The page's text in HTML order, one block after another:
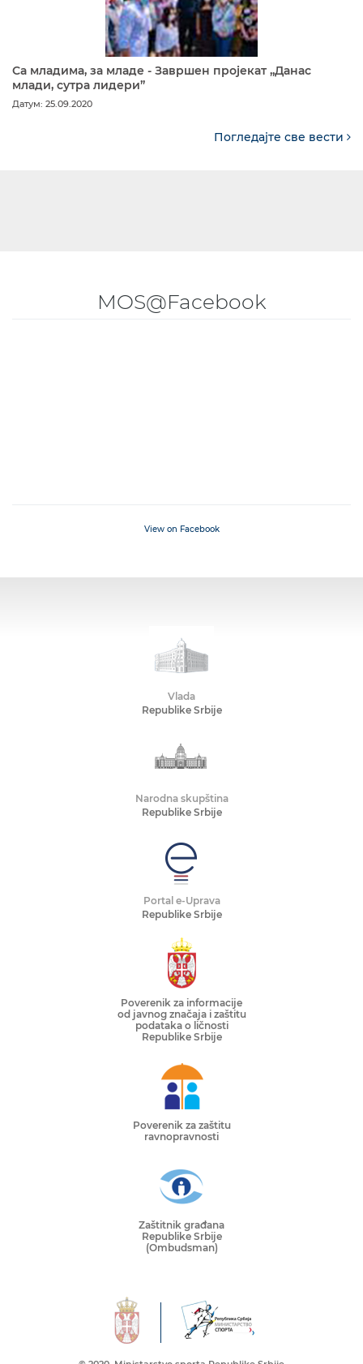
Са младима, за младе - Завршен пројекат „Данас
млади, сутра лидери”
Датум: 25.09.2020
Погледајте све вести
MOS@Facebook
View on Facebook
Vlada
Republike Srbije
Narodna skupština
Republike Srbije
Portal e-Uprava
Republike Srbije
Poverenik za informacije
od javnog značaja i zaštitu
podataka o ličnosti
Republike Srbije
Poverenik za zaštitu
ravnopravnosti
Zaštitnik građana
Republike Srbije
(Ombudsman)